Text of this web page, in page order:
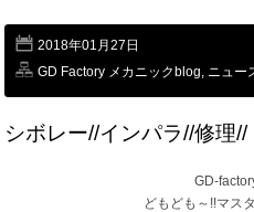
2018年01月27日
GD Factory メカニックblog, ニュー
シボレー//インパラ//修理//
GD-
どもども～!!マス